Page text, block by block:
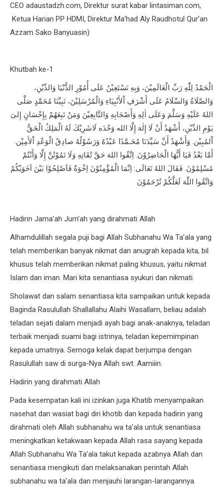
CEO adaustadzh.com, Direktur surat kabar lintasiman.com,
Ketua Harian PP HDMI, Direktur Ma’had Aly Raudhotul Qur’an
Azzam Sako Banyuasin)
Khutbah ke-1
الْحَمْدُ لِلّٰهِ رَبِّ الْعَالَمِيْنَ، وَبِهِ نَسْتَعِيْنُ عَلَى أُمُوْرِ الدُّنْيَا وَالدِّيْنِ،
وَالصَّلَاةُ وَالسَّلَامُ عَلَى أَشْرَفِ اْلأَنْبِيَاءِ وَالْمُرْسَلِيْنَ، نَبِيِّنَا مُحَمَّدٍ صَلَّى
اللهُ عَلَيْهِ وَسَلَّمَ وَعَلَى اٰلِهِ وَأَصْحَابِهِ وَالتَّابِعِيْنَ وَمَنْ تَبِعَهُمْ بِإِحْسَانٍ إِلىَ
يَوْمِ الدِّيْنِ، أَشْهَدُ أَنْ لَا إِلٰهَ إِلَّا الله وَحْدَه لَاشَرِيْكَ لَهُ الْمَلِكُ الْحَقُّ
اْلمُبِيْن. وَأَشْهَدُ أَنَّ سَيِّدَنَا مُحَـمَّدًا عَبْدُهُ وَرَسُوْلُهُ صادِقُ الْوَعْدِ اْلأَمِيْن.
أَمَّا بَعْدُ فَيَا أَيُّهَا الْحَاضِرُوْنَ. اِتَّقُوا اللهَ حَقَّ تُقَاتِهِ وَلَا تَمُوْتُنَّ إِلَّا وَأَنْتُمْ
مُسْلِمُوْنَ. فَقَالَ اللهُ تَعَالَى: اِنَّمَا الْمُؤْمِنُوْنَ اِخْوَةٌ فَاَصْلِحُوْا بَيْنَ اَخَوَيْكُمْ
وَاتَّقُوا اللّٰهَ لَعَلَّكُمْ تُرْحَمُوْنَ
Hadirin Jama’ah Jum’ah yang dirahmati Allah
Alhamdulillah segala puji bagi Allah Subhanahu Wa Ta’ala yang
telah memberikan banyak nikmat dan anugrah kepada kita, bil
khusus telah memberikan nikmat paling khusus, yaitu nikmat
Islam dan iman. Mari kita senantiasa syukuri dan nikmati.
Sholawat dan salam senantiasa kita sampaikan untuk kepada
Baginda Rasulullah Shallallahu Alaihi Wasallam, beliau adalah
teladan sejati dalam menjadi ayah bagi anak-anaknya, teladan
terbaik menjadi suami bagi istrinya, teladan kepemimpinan
kepada umatnya. Semoga kelak dapat berjumpa dengan
Rasulullah saw di surga-Nya Allah swt. Aamiiin.
Hadirin yang dirahmati Allah
Pada kesempatan kali ini izinkan juga Khatib menyampaikan
nasehat dan wasiat bagi diri khotib dan kepada hadirin yang
dirahmati oleh Allah subhanahu wa ta’ala untuk senantiasa
meningkatkan ketakwaan kepada Allah rasa sayang kepada
Allah Subhanahu Wa Ta’ala takut kepada azabnya Allah dan
senantiasa mengikuti dan melaksanakan perintah Allah
subhanahu wa ta’ala dan menjauhi larangan-larangannya.